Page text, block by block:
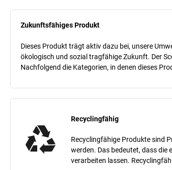
Zukunftsfähiges Produkt
Dieses Produkt trägt aktiv dazu bei, unsere
ökologisch und sozial tragfähige Zukunft. Der
Nachfolgend die Kategorien, in denen dieses
Recyclingfähig
Recyclingfähige Produkte sind
werden. Das bedeutet, dass die
verarbeiten lassen.